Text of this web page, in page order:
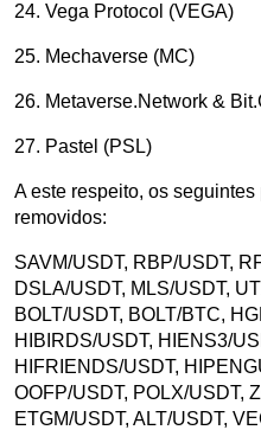
24. Vega Protocol (VEGA)
25. Mechaverse (MC)
26. Metaverse.Network &
27. Pastel (PSL)
A este respeito, os
removidos:
SAVM/USDT, RBP/USDT,
DSLA/USDT, MLS/USDT,
BOLT/USDT, BOLT/BTC,
HIBIRDS/USDT, HIENS3/
HIFRIENDS/USDT,
OOFP/USDT, POLX/USDT,
ETGM/USDT, ALT/USDT,